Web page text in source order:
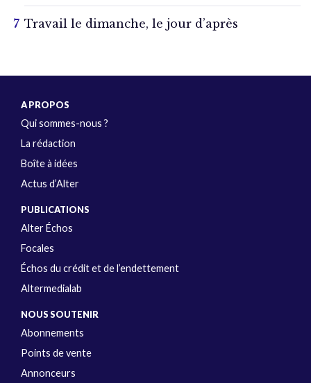
Travail le dimanche, le jour d’après
A PROPOS
Qui sommes-nous ?
La rédaction
Boîte à idées
Actus d’Alter
PUBLICATIONS
Alter Échos
Focales
Échos du crédit et de l’endettement
Altermedialab
NOUS SOUTENIR
Abonnements
Points de vente
Annonceurs